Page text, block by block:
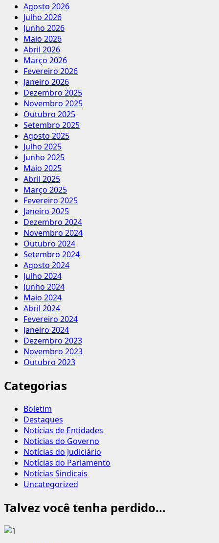
Agosto 2026
Julho 2026
Junho 2026
Maio 2026
Abril 2026
Março 2026
Fevereiro 2026
Janeiro 2026
Dezembro 2025
Novembro 2025
Outubro 2025
Setembro 2025
Agosto 2025
Julho 2025
Junho 2025
Maio 2025
Abril 2025
Março 2025
Fevereiro 2025
Janeiro 2025
Dezembro 2024
Novembro 2024
Outubro 2024
Setembro 2024
Agosto 2024
Julho 2024
Junho 2024
Maio 2024
Abril 2024
Fevereiro 2024
Janeiro 2024
Dezembro 2023
Novembro 2023
Outubro 2023
Categorias
Boletim
Destaques
Notícias de Entidades
Notícias do Governo
Notícias do Judiciário
Notícias do Parlamento
Notícias Sindicais
Uncategorized
Talvez você tenha perdido...